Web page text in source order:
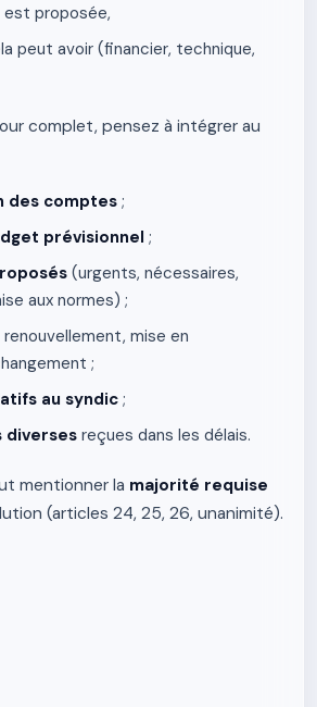
est proposée,
peut avoir (financier, technique,
complet, pensez à intégrer au
des comptes ;
prévisionnel ;
(urgents, nécessaires,
aux normes) ;
renouvellement, mise en
;
au syndic;
diverses reçues dans les délais.
mentionner la majorité requise
(articles 24, 25, 26, unanimité).